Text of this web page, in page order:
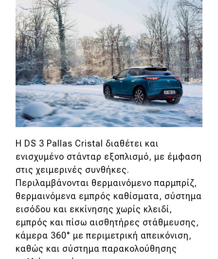
Μεταχειρισμένο
Οδηγός αγοράς
Συμβουλές
Χρηστικά
Συμβουλές
ΚΤΕΟ
Οδική βοήθεια
eDRIVE
DRIVE USED
Η DS 3 Pallas Cristal διαθέτει και
ενισχυμένο στάνταρ εξοπλισμό, με έμφαση
στις χειμερινές συνθήκες.
Περιλαμβάνονται θερμαινόμενο παρμπρίζ,
θερμαινόμενα εμπρός καθίσματα, σύστημα
εισόδου και εκκίνησης χωρίς κλειδί,
εμπρός και πίσω αισθητήρες στάθμευσης,
κάμερα 360° με περιμετρική απεικόνιση,
καθώς και σύστημα παρακολούθησης